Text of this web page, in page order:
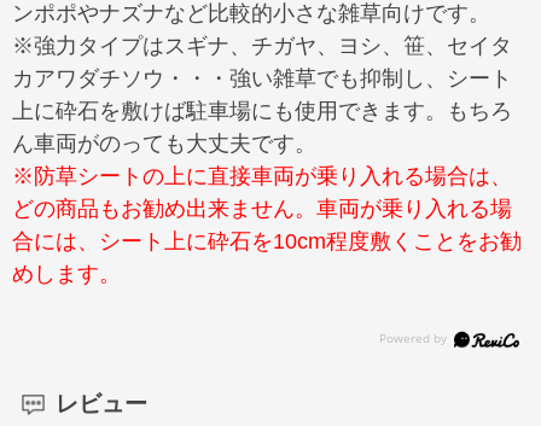
ンポポやナズナなど比較的小さな雑草向けです。
※強力タイプはスギナ、チガヤ、ヨシ、笹、セイタ
カアワダチソウ・・・強い雑草でも抑制し、シート
上に砕石を敷けば駐車場にも使用できます。もちろ
ん車両がのっても大丈夫です。
※防草シートの上に直接車両が乗り入れる場合は、
どの商品もお勧め出来ません。車両が乗り入れる場
合には、シート上に砕石を10cm程度敷くことをお勧
めします。
レビュー